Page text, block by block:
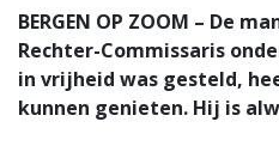
BERGEN OP ZOOM – De
Rechter-Commissaris
in vrijheid was gesteld,
kunnen genieten. Hij is